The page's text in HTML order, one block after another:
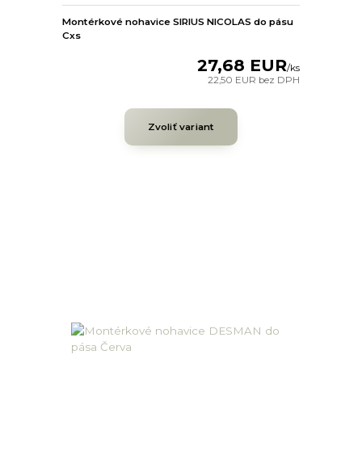
Montérkové nohavice SIRIUS NICOLAS do pásu
Cxs
27,68 EUR/ks
22,50 EUR bez DPH
Zvoliť variant